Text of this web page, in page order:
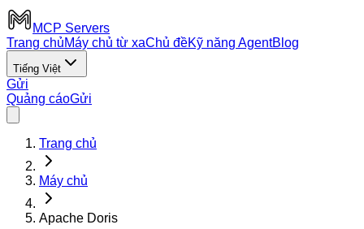
MCP Servers
Trang chủMáy chủ từ xaChủ đềKỹ năng AgentBlog
Tiếng Việt
Gửi
Quảng cáoGửi
Trang chủ
Máy chủ
Apache Doris